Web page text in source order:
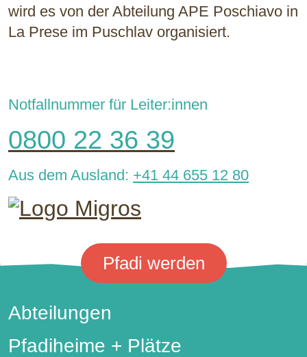
wird es von der Abteilung APE Poschiavo in
La Prese im Puschlav organisiert.
Notfallnummer für Leiter:innen
0800 22 36 39
Aus dem Ausland: +41 44 655 12 80
Pfadi werden
Footer-Hauptnavigation
Abteilungen
Pfadiheime + Plätze